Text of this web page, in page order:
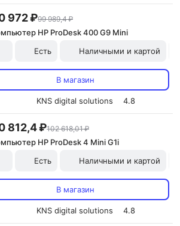
972 ₽99 989,4 ₽
HP ProDesk 400 G9 Mini
Есть
Наличными и картой
В магазин
KNS digital solutions 4.8
812,4 ₽102 618,01 ₽
HP ProDesk 4 Mini G1i
Есть
Наличными и картой
В магазин
KNS digital solutions 4.8